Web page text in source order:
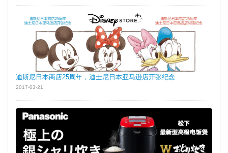
迪斯尼日本商店25周年，迪士尼日本亚马逊店开张纪念
2017-03-21